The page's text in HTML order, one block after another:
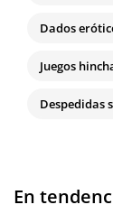
Dados
Juegos
Despedidas
En